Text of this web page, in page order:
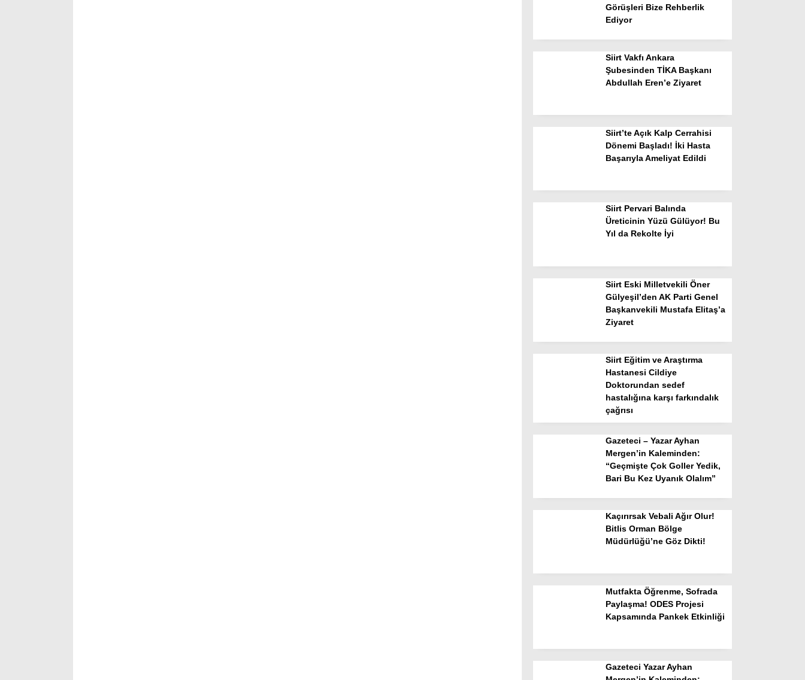
Görüşleri Bize Rehberlik
Ediyor
Siirt Vakfı Ankara
Şubesinden TİKA Başkanı
Abdullah Eren’e Ziyaret
Siirt’te Açık Kalp Cerrahisi
Dönemi Başladı! İki Hasta
Başarıyla Ameliyat Edildi
Siirt Pervari Balında
Üreticinin Yüzü Gülüyor! Bu
Yıl da Rekolte İyi
Siirt Eski Milletvekili Öner
Gülyeşil’den AK Parti Genel
Başkanvekili Mustafa Elitaş’a
Ziyaret
Siirt Eğitim ve Araştırma
Hastanesi Cildiye
Doktorundan sedef
hastalığına karşı farkındalık
çağrısı
Gazeteci – Yazar Ayhan
Mergen’in Kaleminden:
“Geçmişte Çok Goller Yedik,
Bari Bu Kez Uyanık Olalım”
Kaçırırsak Vebali Ağır Olur!
Bitlis Orman Bölge
Müdürlüğü’ne Göz Dikti!
Mutfakta Öğrenme, Sofrada
Paylaşma! ODES Projesi
Kapsamında Pankek Etkinliği
Gazeteci Yazar Ayhan